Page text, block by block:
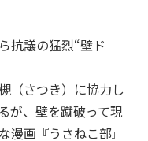
抗議の猛烈“壁ド
（さつき）に協力し
が、壁を蹴破って現
漫画『うさねこ部』